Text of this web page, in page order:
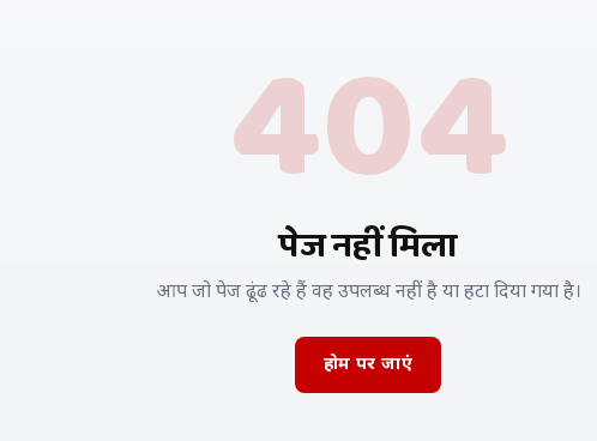
404
पेज नहीं मिला
आप जो पेज ढूंढ रहे हैं वह उपलब्ध नहीं है या हटा दिया गया है।
होम पर जाएं